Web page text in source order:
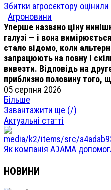
Збитки агросектору
Агроновини
Уперше названо ціну
галузі — і вона
стало відомо, коли
запрацюють на повну і
вивезти. Відповідь на
приблизно половину того,
05 серпня 2026
Більше
Завантажити ще (/)
Актуальні статті
Як компанія ADAMA
НОВИНИ